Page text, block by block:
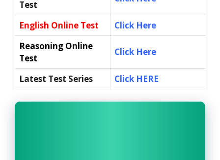
Test
English Online Test
Click Here
Reasoning Online
Test
Click Here
Latest Test Series Click HERE